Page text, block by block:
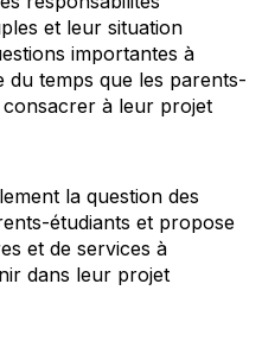
et leur situation
importantes à
temps que les parents-
à leur projet
la question des
étudiants et propose
et de services à
dans leur projet